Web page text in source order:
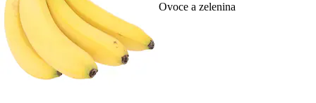
Ovoce a zelenina